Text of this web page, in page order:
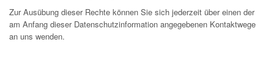
Zur Ausübung dieser Rechte können Sie sich jederzeit über einen der
am Anfang dieser Datenschutzinformation angegebenen Kontaktwege
an uns wenden.